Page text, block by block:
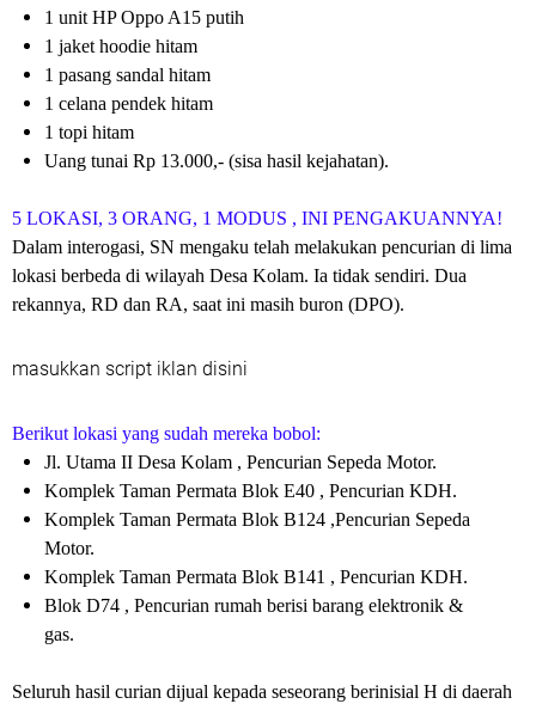
1 unit HP Oppo A15 putih
1 jaket hoodie hitam
1 pasang sandal hitam
1 celana pendek hitam
1 topi hitam
Uang tunai Rp 13.000,- (sisa hasil kejahatan).
5 LOKASI, 3 ORANG, 1 MODUS , INI PENGAKUANNYA!
Dalam interogasi, SN mengaku telah melakukan pencurian di lima
lokasi berbeda di wilayah Desa Kolam. Ia tidak sendiri. Dua
rekannya, RD dan RA, saat ini masih buron (DPO).
masukkan script iklan disini
Berikut lokasi yang sudah mereka bobol:
Jl. Utama II Desa Kolam , Pencurian Sepeda Motor.
Komplek Taman Permata Blok E40 , Pencurian KDH.
Komplek Taman Permata Blok B124 ,Pencurian Sepeda
Motor.
Komplek Taman Permata Blok B141 , Pencurian KDH.
Blok D74 , Pencurian rumah berisi barang elektronik &
gas.
Seluruh hasil curian dijual kepada seseorang berinisial H di daerah